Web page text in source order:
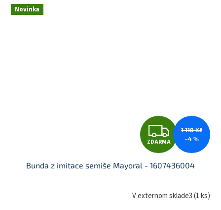
Novinka
Z
D
A
ZDARMA
1 110 Kč
–4 %
Bunda z imitace semiše Mayoral - 1607436004
V externom sklade3(1 ks)